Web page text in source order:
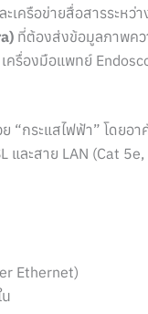
เครือข่ายสื่อสารระหว่า
ที่ต้องส่งข้อมูลภาพคว
เครื่องมือแพทย์
ระแสไฟฟ้า” โดยอา
และสาย LAN (Cat
Ethernet)